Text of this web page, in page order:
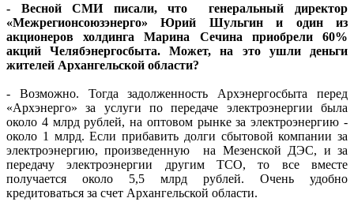
- Весной СМИ писали, что генеральный директор
«Межрегионсоюзэнерго» Юрий Шульгин и один из
акционеров холдинга Марина Сечина приобрели 60%
акций Челябэнергосбыта. Может, на это ушли деньги
жителей Архангельской области?
- Возможно. Тогда задолженность Архэнергосбыта перед
«Архэнерго» за услуги по передаче электроэнергии была
около 4 млрд рублей, на оптовом рынке за электроэнергию -
около 1 млрд. Если прибавить долги сбытовой компании за
электроэнергию, произведенную на Мезенской ДЭС, и за
передачу электроэнергии другим ТСО, то все вместе
получается около 5,5 млрд рублей. Очень удобно
кредитоваться за счет Архангельской области.